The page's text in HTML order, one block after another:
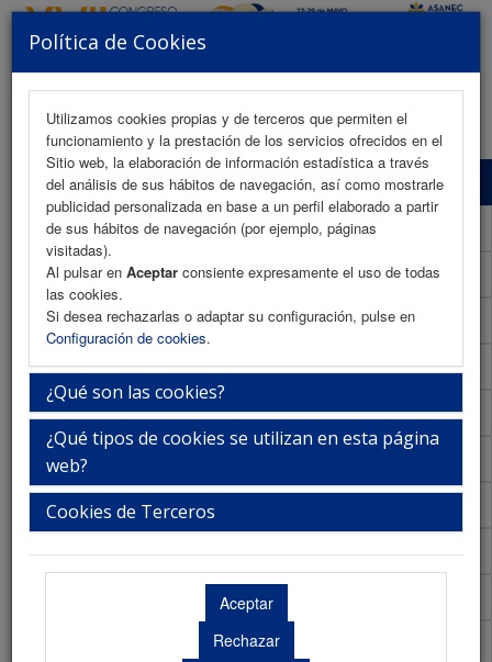
Política de Cookies
Utilizamos cookies propias y de terceros que permiten el
funcionamiento y la prestación de los servicios ofrecidos en el
Sitio web, la elaboración de información estadística a través
del análisis de sus hábitos de navegación, así como mostrarle
publicidad personalizada en base a un perfil elaborado a partir
de sus hábitos de navegación (por ejemplo, páginas
visitadas).
Al pulsar en Aceptar consiente expresamente el uso de todas
las cookies.
Si desea rechazarlas o adaptar su configuración, pulse en
Configuración de cookies.
¿Qué son las cookies?
¿Qué tipos de cookies se utilizan en esta página
web?
Cookies de Terceros
MENU
Programa Científico
Programa Científico (PDF)
Cronograma Programa Científico
Normativa comunicaciones
Envío de comunicaciones
Descargar normativa
Plantilla
Talleres
Aula Virtual de Comunicaciones